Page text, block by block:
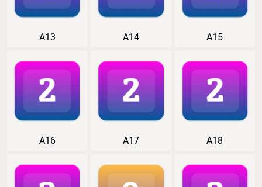
A13 A14 A15
A16 A17 A18